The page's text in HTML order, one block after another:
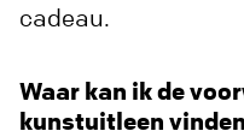
cadeau.
Waar kan ik de
kunstuitleen